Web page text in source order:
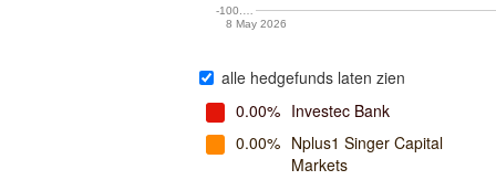
8 May 2026
-100.…
alle hedgefunds laten zien
0.00% Investec Bank
0.00% Nplus1 Singer Capital
Markets